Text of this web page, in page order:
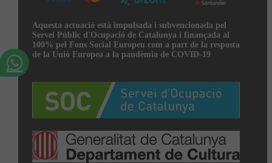
Aquesta actuació està impulsada i subvencionada pel
Servei Públic d'Ocupació de Catalunya i finançada al
100% pel Fons Social Europeu com a part de la resposta
de la Unió Europea a la pandèmia de COVID-19